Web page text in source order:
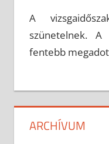
A
szünetelnek.
fentebb
ARCHÍVUM